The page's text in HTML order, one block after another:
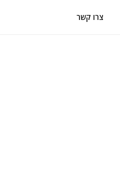
צרו קשר